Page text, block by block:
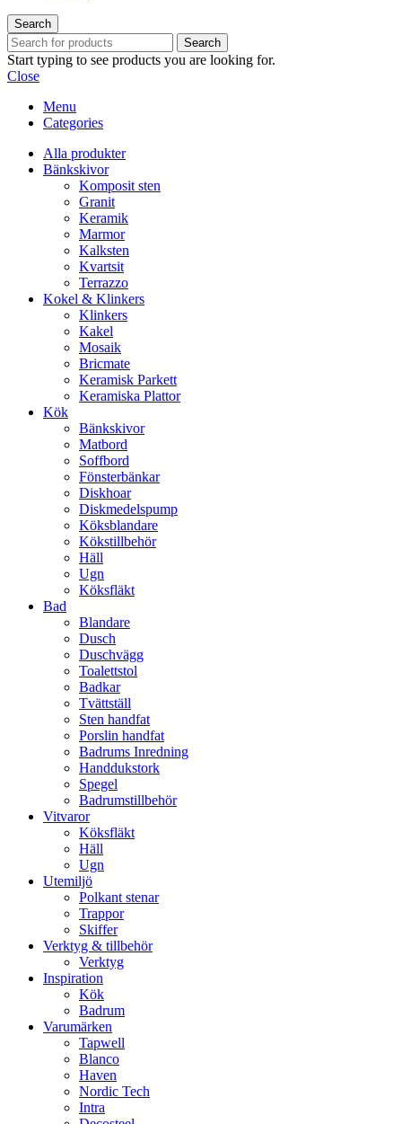
Search
Search
Start typing to see products you are looking for.
Close
Menu
Categories
Alla produkter
Bänkskivor
Komposit sten
Granit
Keramik
Marmor
Kalksten
Kvartsit
Terrazzo
Kokel & Klinkers
Klinkers
Kakel
Mosaik
Bricmate
Keramisk Parkett
Keramiska Plattor
Kök
Bänkskivor
Matbord
Soffbord
Fönsterbänkar
Diskhoar
Diskmedelspump
Köksblandare
Kökstillbehör
Häll
Ugn
Köksfläkt
Bad
Blandare
Dusch
Duschvägg
Toalettstol
Badkar
Tvättställ
Sten handfat
Porslin handfat
Badrums Inredning
Handdukstork​
Spegel
Badrumstillbehör
Vitvaror
Köksfläkt
Häll
Ugn
Utemiljö
Polkant stenar
Trappor
Skiffer
Verktyg & tillbehör
Verktyg
Inspiration
Kök
Badrum
Varumärken
Tapwell
Blanco
Haven
Nordic Tech
Intra